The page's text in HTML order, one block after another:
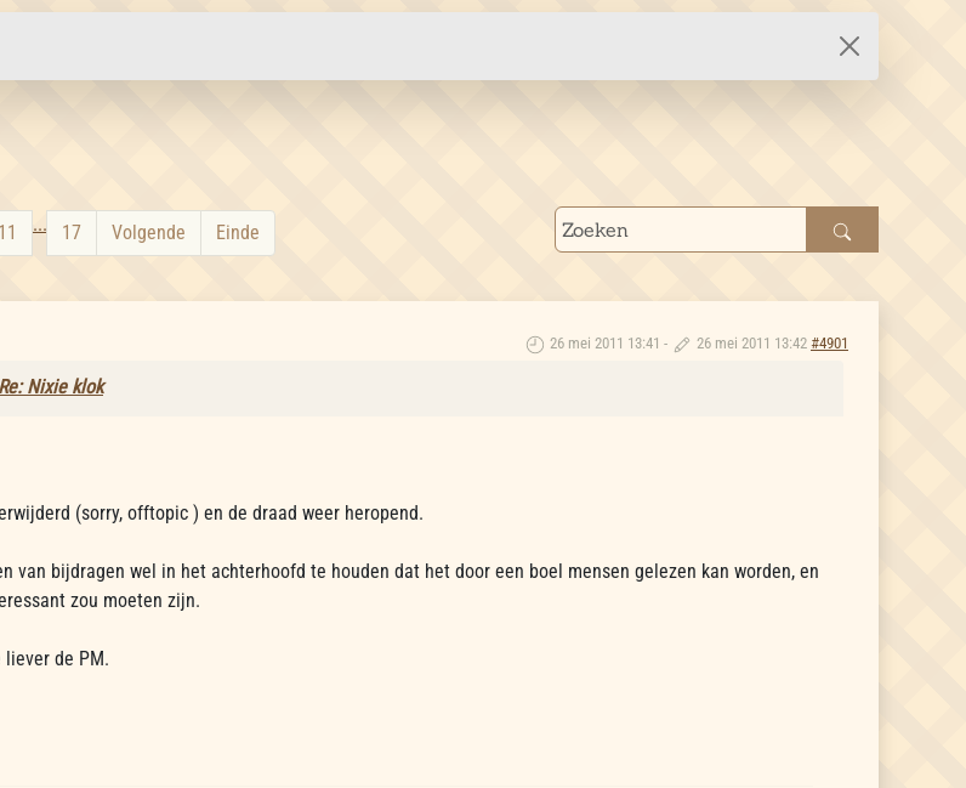
11 ... 17 Volgende Einde
26 mei 2011 13:41 - 26 mei 2011 13:42 #4901
Re: Nixie klok
(sorry, offtopic ) en de draad weer heropend.
van bijdragen wel in het achterhoofd te houden dat het door een boel mensen gelezen kan worden, en
zou moeten zijn.
de PM.